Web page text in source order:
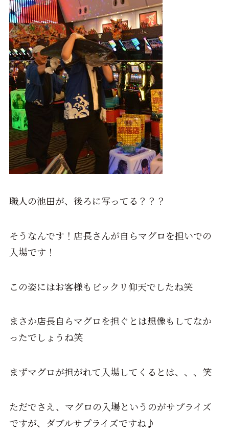
職人の池田が、後ろに写ってる？？？
そうなんです！店長さんが自らマグロを担いでの
入場です！
この姿にはお客様もビックリ仰天でしたね笑
まさか店長自らマグロを担ぐとは想像もしてなか
ったでしょうね笑
まずマグロが担がれて入場してくるとは、、、笑
ただでさえ、マグロの入場というのがサプライズ
ですが、ダブルサプライズですね♪